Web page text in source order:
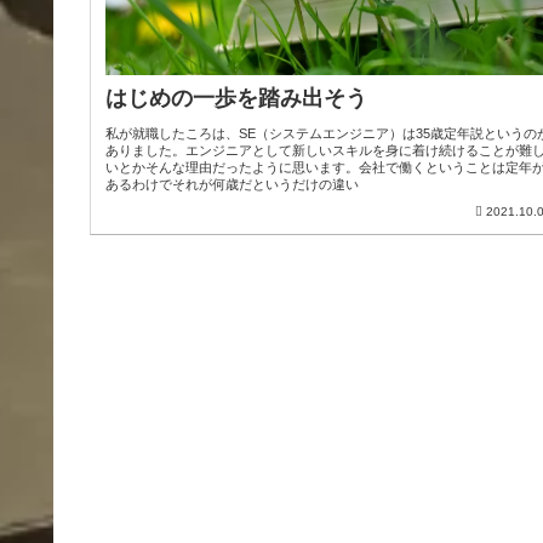
はじめの一歩を踏み出そう
私が就職したころは、SE（システムエンジニア）は35歳定年説というの
ありました。エンジニアとして新しいスキルを身に着け続けることが難し
いとかそんな理由だったように思います。会社で働くということは定年
あるわけでそれが何歳だというだけの違い